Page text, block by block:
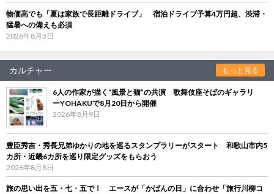
物価高でも「夏は家族で長距離ドライブ」 宿泊ドライブ予算4万円超、渋滞・
猛暑への備えも必須
2026年8月3日
カルチャー もっと見る
6人の作家が描く“風景と猫”の共演 歌舞伎座そばのギャラリ
ーYOHAKUで8月20日から開催
2026年8月9日
豊臣秀吉・秀長兄弟ゆかりの地を巡るスタンプラリーがスタート 和歌山市内5
カ所・近畿6カ所を巡り限定グッズをもらおう
2026年8月8日
旅の思い出を五・七・五で！ エースが「かばんの日」に合わせ「旅行川柳コ